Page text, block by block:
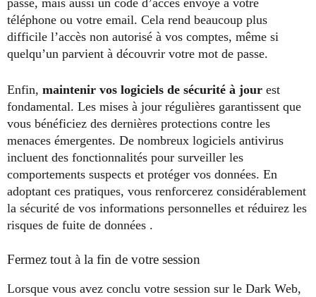
passe, mais aussi un code d’accès envoyé à votre
téléphone ou votre email. Cela rend beaucoup plus
difficile l’accès non autorisé à vos comptes, même si
quelqu’un parvient à découvrir votre mot de passe.
Enfin, maintenir vos logiciels de sécurité à jour est
fondamental. Les mises à jour régulières garantissent que
vous bénéficiez des dernières protections contre les
menaces émergentes. De nombreux logiciels antivirus
incluent des fonctionnalités pour surveiller les
comportements suspects et protéger vos données. En
adoptant ces pratiques, vous renforcerez considérablement
la sécurité de vos informations personnelles et réduirez les
risques de fuite de données .
Fermez tout à la fin de votre session
Lorsque vous avez conclu votre session sur le Dark Web,